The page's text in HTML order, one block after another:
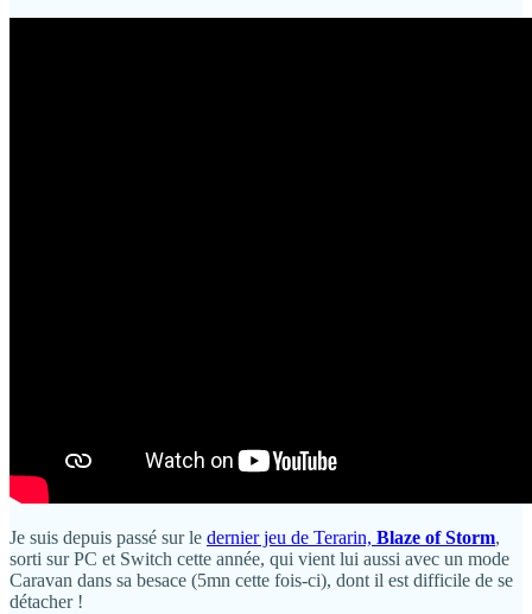
Je suis depuis passé sur le dernier jeu de Terarin, Blaze of Storm,
sorti sur PC et Switch cette année, qui vient lui aussi avec un mode
Caravan dans sa besace (5mn cette fois-ci), dont il est difficile de se
détacher !